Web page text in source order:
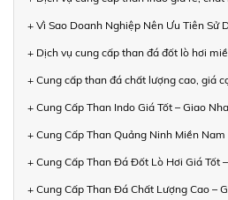
+ Vì Sao Doanh Nghiệp Nên Ưu Tiên Sử
+ Dịch vụ cung cấp than đá đốt lò hơi
+ Cung cấp than đá chất lượng cao, giá
+ Cung Cấp Than Indo Giá Tốt – Giao
+ Cung Cấp Than Quảng Ninh Miền
+ Cung Cấp Than Đá Đốt Lò Hơi Giá Tốt
+ Cung Cấp Than Đá Chất Lượng Cao –